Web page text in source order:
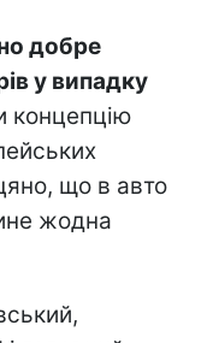
добре
у випадку
концепцію
що в авто
жодна